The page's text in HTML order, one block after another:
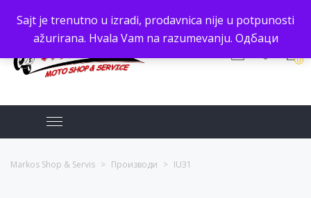
Sajt je trenutno u izradi, prodavnica nije u potpunosti
ažurirana. Hvala Vam na razumevanju. Одбаци
0
Markos Shop & Servis > Производи > IU31